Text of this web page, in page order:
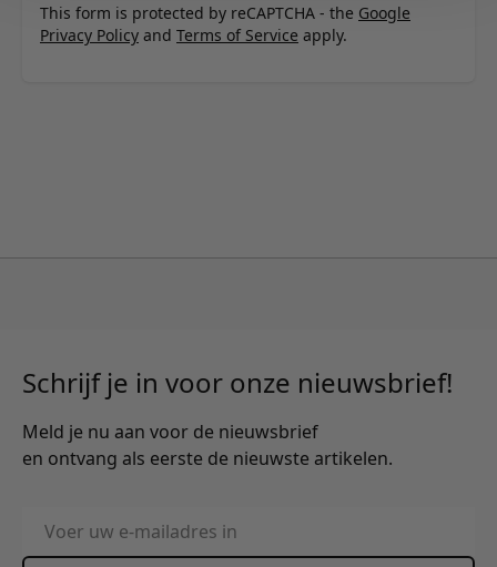
This form is protected by reCAPTCHA - the Google
Privacy Policy and Terms of Service apply.
Schrijf je in voor onze nieuwsbrief!
Meld je nu aan voor de nieuwsbrief
en ontvang als eerste de nieuwste artikelen.
E-mailadres